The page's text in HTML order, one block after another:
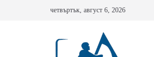
четвъртък, август 6, 2026